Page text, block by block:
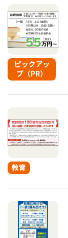
ピックアッ
プ（PR）
教育